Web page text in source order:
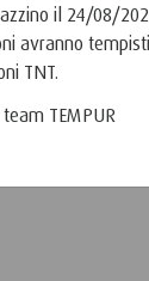
il 24/08/
avranno
TNT.
TEMPUR